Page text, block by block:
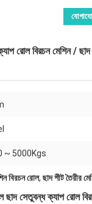
রোল বিরচন মেশিন /
~ 5000Kgs
বিরচন রোল, ছাদ শীট তৈরীর
সেতুবন্ধ ক্যাপ রোল